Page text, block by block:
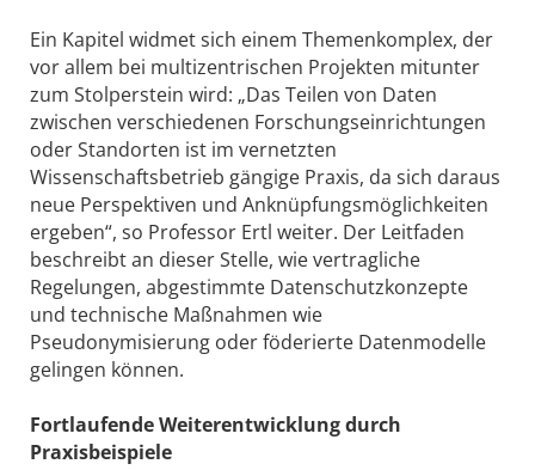
Ein Kapitel widmet sich einem Themenkomplex, der
vor allem bei multizentrischen Projekten mitunter
zum Stolperstein wird: „Das Teilen von Daten
zwischen verschiedenen Forschungseinrichtungen
oder Standorten ist im vernetzten
Wissenschaftsbetrieb gängige Praxis, da sich daraus
neue Perspektiven und Anknüpfungsmöglichkeiten
ergeben“, so Professor Ertl weiter. Der Leitfaden
beschreibt an dieser Stelle, wie vertragliche
Regelungen, abgestimmte Datenschutzkonzepte
und technische Maßnahmen wie
Pseudonymisierung oder föderierte Datenmodelle
gelingen können.
Fortlaufende Weiterentwicklung durch
Praxisbeispiele